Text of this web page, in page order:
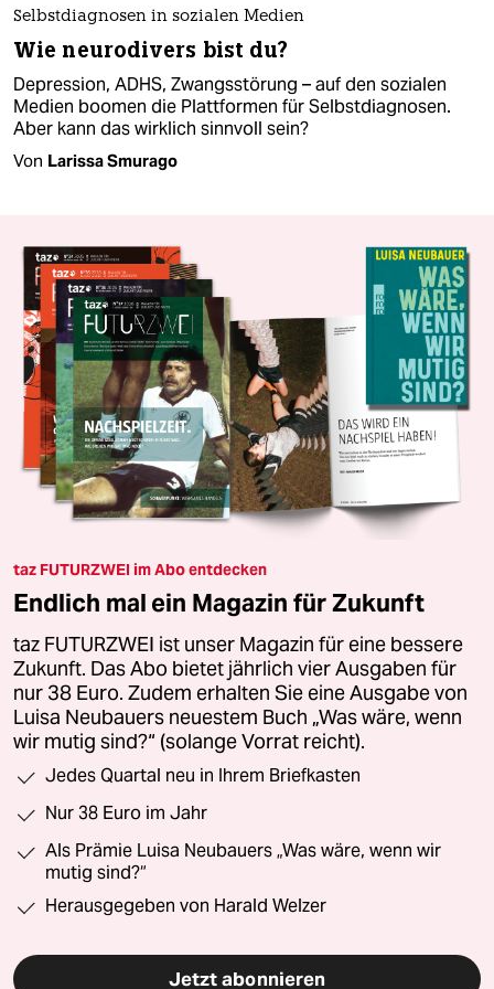
Selbstdiagnosen in sozialen Medien
Wie neurodivers bist du?
Depression, ADHS, Zwangsstörung – auf den sozialen
Medien boomen die Plattformen für Selbstdiagnosen.
Aber kann das wirklich sinnvoll sein?
Von Larissa Smurago
taz FUTURZWEI im Abo entdecken
Endlich mal ein Magazin für Zukunft
taz FUTURZWEI ist unser Magazin für eine bessere
Zukunft. Das Abo bietet jährlich vier Ausgaben für
nur 38 Euro. Zudem erhalten Sie eine Ausgabe von
Luisa Neubauers neuestem Buch „Was wäre, wenn
wir mutig sind?“ (solange Vorrat reicht).
Jedes Quartal neu in Ihrem Briefkasten
Nur 38 Euro im Jahr
Als Prämie Luisa Neubauers „Was wäre, wenn wir
mutig sind?“
Herausgegeben von Harald Welzer
Jetzt abonnieren